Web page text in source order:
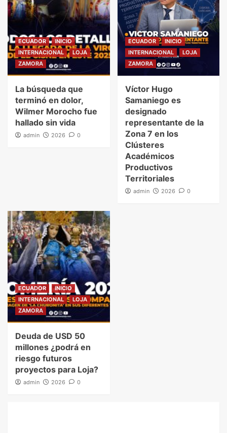
ECUADOR
INICIO
INTERNACIONAL
LOJA
ZAMORA
La búsqueda que
terminó en dolor,
Wilmer Morocho fue
hallado sin vida
admin 2026 0
ECUADOR
INICIO
INTERNACIONAL
LOJA
ZAMORA
Víctor Hugo
Samaniego es
designado
representante de la
Zona 7 en los
Clústeres
Académicos
Productivos
Territoriales
admin 2026 0
ECUADOR
INICIO
INTERNACIONAL
LOJA
ZAMORA
Deuda de USD 50
millones ¿podrá en
riesgo futuros
proyectos para Loja?
admin 2026 0